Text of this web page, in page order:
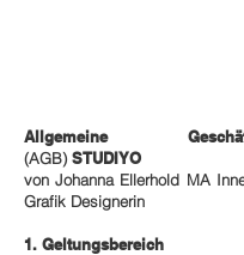
Allgemeine
(AGB) STUDIYO
von Johanna Ellerhold MA
Grafik Designerin
1. Geltungsbereich